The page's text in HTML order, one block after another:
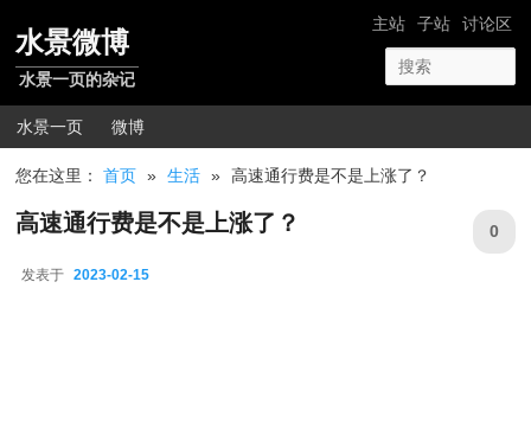
网站导航
主站 子站 讨论区
水景微博
水景一页的杂记
主菜单
水景一页 微博
您在这里：首页 » 生活 » 高速通行费是不是上涨了？
高速通行费是不是上涨了？
发表于 2023-02-15
0